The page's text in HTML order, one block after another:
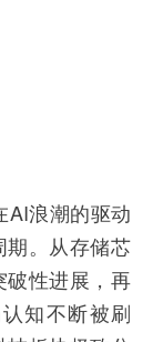
AI浪潮的驱动
。从存储芯
破性进展，再
知不断被刷